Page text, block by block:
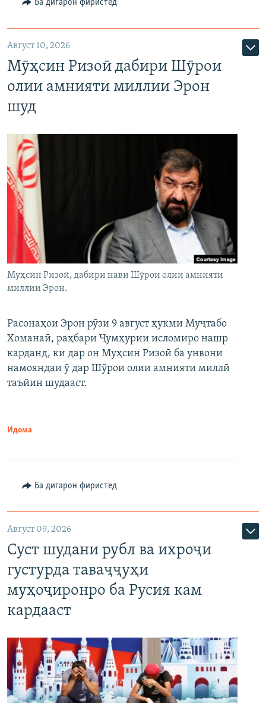
Ба дигарон фиристед
Август 10, 2026
Мӯҳсин Ризоӣ дабири Шӯрои
олии амнияти миллии Эрон
шуд
Муҳсин Ризоӣ, дабири нави Шӯрои олии амнияти
миллии Эрон.
Расонаҳои Эрон рӯзи 9 август ҳукми Муҷтабо
Хоманаӣ, раҳбари Ҷумҳурии исломиро нашр
карданд, ки дар он Муҳсин Ризоӣ ба унвони
намояндаи ӯ дар Шӯрои олии амнияти миллӣ
таъйин шудааст.
Идома
Ба дигарон фиристед
Август 09, 2026
Суст шудани рубл ва ихроҷи
густурда таваҷҷуҳи
муҳоҷиронро ба Русия кам
кардааст